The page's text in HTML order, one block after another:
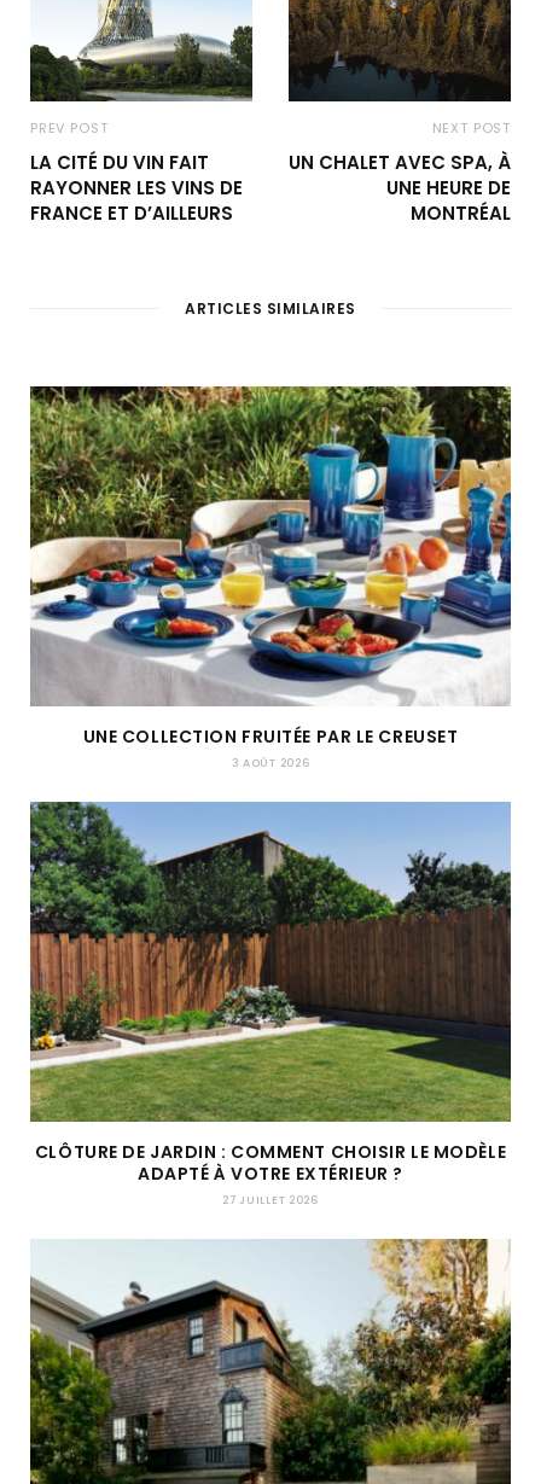
PREV POST
LA CITÉ DU VIN FAIT
RAYONNER LES VINS DE
FRANCE ET D’AILLEURS
NEXT POST
UN CHALET AVEC SPA, À
UNE HEURE DE
MONTRÉAL
ARTICLES SIMILAIRES
UNE COLLECTION FRUITÉE PAR LE CREUSET
3 AOÛT 2026
CLÔTURE DE JARDIN : COMMENT CHOISIR LE MODÈLE
ADAPTÉ À VOTRE EXTÉRIEUR ?
27 JUILLET 2026